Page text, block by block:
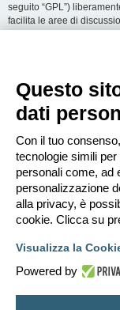
seguito “GPL”)
facilita le aree di
contenuti e della
minaccia, messaggio a
può violare una
“EDILCLIMA” è
all’immediato e
Internet se è ritenuto da
salvaguardare e
diritto di rimuovere,
qualsiasi momento lo
accetti che ogni
in un database. Al
nessuno senza il tuo
queste informazioni.
Questo
dati
Con il tuo
tecnologie simili
personali come, ad
personalizzazione
alla privacy, è
cookie. Clicca su
Visualizza la
Powered by